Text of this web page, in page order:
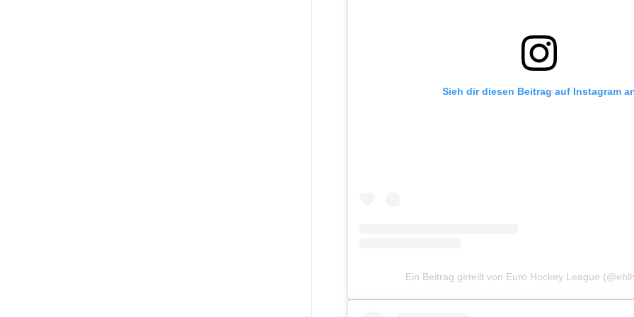
Sieh dir diesen Beitrag auf Instagram
Ein Beitrag geteilt von Euro Hockey League